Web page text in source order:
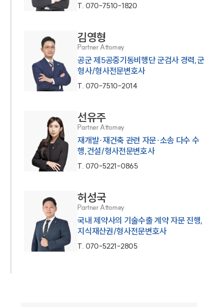
T. 070-7510-1820
김영형
Partner Attorney
공군 제5공중기동비행단 군검사 경력,군
형사/형사전문변호사
T. 070-7510-2014
선유주
Partner Attorney
재개발·재건축 관련 자문·소송 다수 수
행,건설/형사전문변호사
T. 070-5221-0865
허성국
Partner Attorney
국내 제약사의 기술수출 계약 자문 진행,
지식재산권/형사전문변호사
T. 070-5221-2805